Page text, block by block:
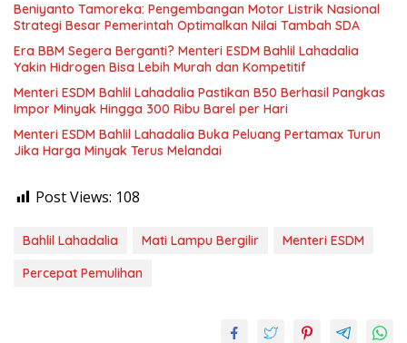
Beniyanto Tamoreka: Pengembangan Motor Listrik Nasional
Strategi Besar Pemerintah Optimalkan Nilai Tambah SDA
Era BBM Segera Berganti? Menteri ESDM Bahlil Lahadalia
Yakin Hidrogen Bisa Lebih Murah dan Kompetitif
Menteri ESDM Bahlil Lahadalia Pastikan B50 Berhasil Pangkas
Impor Minyak Hingga 300 Ribu Barel per Hari
Menteri ESDM Bahlil Lahadalia Buka Peluang Pertamax Turun
Jika Harga Minyak Terus Melandai
Post Views: 108
Bahlil Lahadalia Mati Lampu Bergilir
Menteri ESDM
Percepat Pemulihan